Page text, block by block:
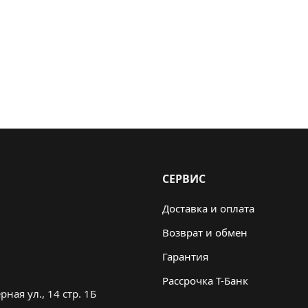
ул., 14 стр. 1Б
СЕРВИС
Доставка и оплата
Возврат и обмен
Гарантия
Рассрочка Т-Банк